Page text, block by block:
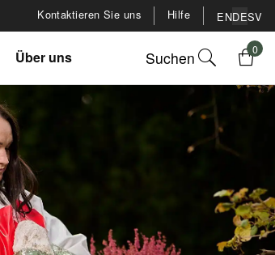
Kontaktieren Sie uns Hilfe ENDESV
Über uns Suchen 0